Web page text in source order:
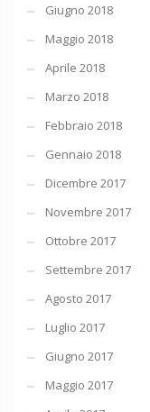
Giugno 2018
Maggio 2018
Aprile 2018
Marzo 2018
Febbraio 2018
Gennaio 2018
Dicembre 2017
Novembre 2017
Ottobre 2017
Settembre 2017
Agosto 2017
Luglio 2017
Giugno 2017
Maggio 2017